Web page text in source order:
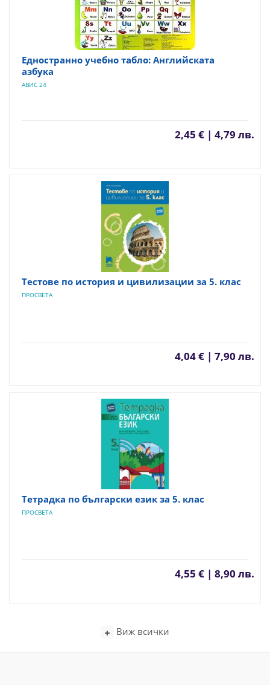
Едностранно учебно табло: Английската
азбука
АВИС 24
2,45 € | 4,79 лв.
Тестове по история и цивилизации за 5. клас
ПРОСВЕТА
4,04 € | 7,90 лв.
Тетрадка по български език за 5. клас
ПРОСВЕТА
4,55 € | 8,90 лв.
Виж всички